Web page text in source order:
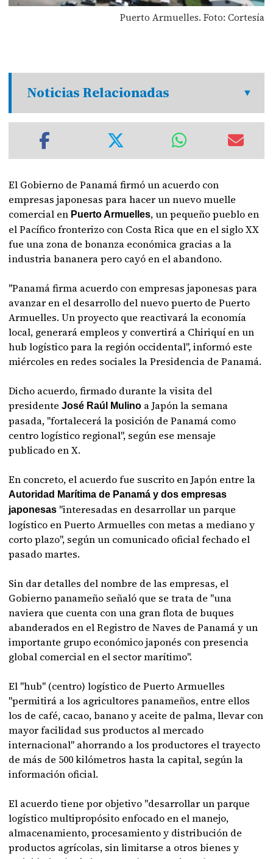
Puerto Armuelles. Foto: Cortesía
Noticias Relacionadas
El Gobierno de Panamá firmó un acuerdo con
empresas japonesas para hacer un nuevo muelle
comercial en Puerto Armuelles, un pequeño pueblo en
el Pacífico fronterizo con Costa Rica que en el siglo XX
fue una zona de bonanza económica gracias a la
industria bananera pero cayó en el abandono.
"Panamá firma acuerdo con empresas japonesas para
avanzar en el desarrollo del nuevo puerto de Puerto
Armuelles. Un proyecto que reactivará la economía
local, generará empleos y convertirá a Chiriquí en un
hub logístico para la región occidental", informó este
miércoles en redes sociales la Presidencia de Panamá.
Dicho acuerdo, firmado durante la visita del
presidenteJosé Raúl Mulino a Japón la semana
pasada, "fortalecerá la posición de Panamá como
centro logístico regional", según ese mensaje
publicado en X.
En concreto, el acuerdo fue suscrito en Japón entre la
Autoridad Marítima de Panamá y dos empresas
japonesas "interesadas en desarrollar un parque
logístico en Puerto Armuelles con metas a mediano y
corto plazo", según un comunicado oficial fechado el
pasado martes.
Sin dar detalles del nombre de las empresas, el
Gobierno panameño señaló que se trata de "una
naviera que cuenta con una gran flota de buques
abanderados en el Registro de Naves de Panamá y un
importante grupo económico japonés con presencia
global comercial en el sector marítimo".
El "hub" (centro) logístico de Puerto Armuelles
"permitirá a los agricultores panameños, entre ellos
los de café, cacao, banano y aceite de palma, llevar con
mayor facilidad sus productos al mercado
internacional" ahorrando a los productores el trayecto
de más de 500 kilómetros hasta la capital, según la
información oficial.
El acuerdo tiene por objetivo "desarrollar un parque
logístico multipropósito enfocado en el manejo,
almacenamiento, procesamiento y distribución de
productos agrícolas, sin limitarse a otros bienes y